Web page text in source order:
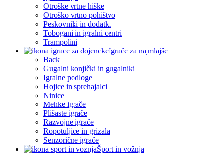
Otroške vrtne hiške
Otroško vrtno pohištvo
Peskovniki in dodatki
Tobogani in igralni centri
Trampolini
Igrače za najmlajše
Back
Gugalni konjički in gugalniki
Igralne podloge
Hojice in sprehajalci
Ninice
Mehke igrače
Plišaste igrače
Razvojne igrače
Ropotuljice in grizala
Senzorične igrače
Šport in vožnja